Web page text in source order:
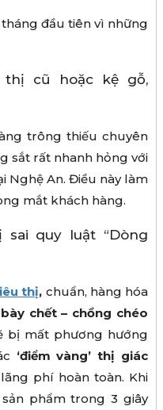
đầu tiên vì những
thị cũ hoặc kệ gỗ,
trông thiếu chuyên
sắt rất nhanh hỏng với
Nghệ An. Điều này làm
mắt khách hàng.
quy luật “Dòng
thị, chuẩn, hàng hóa
chết – chồng chéo
bị mất phương hướng
‘điểm vàng’ thị giác
phí hoàn toàn. Khi
phẩm trong 3 giây